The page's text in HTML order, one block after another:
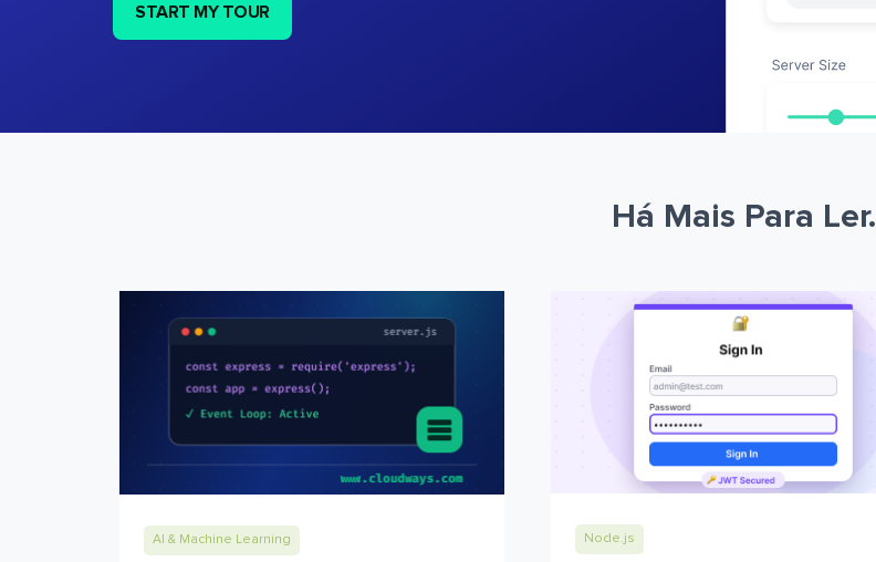
START MY TOUR
Há Mais Para Ler.
AI & Machine Learning Node.js